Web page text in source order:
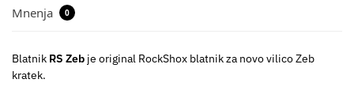
Mnenja 0
Blatnik RS Zeb je original RockShox blatnik za novo vilico Zeb
kratek.